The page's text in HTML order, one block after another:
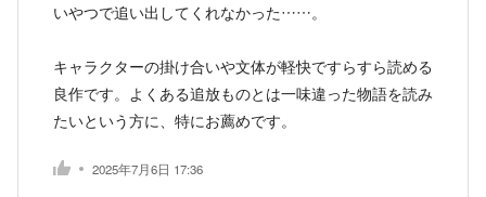
いやつで追い出してくれなかった……。
キャラクターの掛け合いや文体が軽快ですらすら読める
良作です。よくある追放ものとは一味違った物語を読み
たいという方に、特にお薦めです。
2025年7月6日 17:36